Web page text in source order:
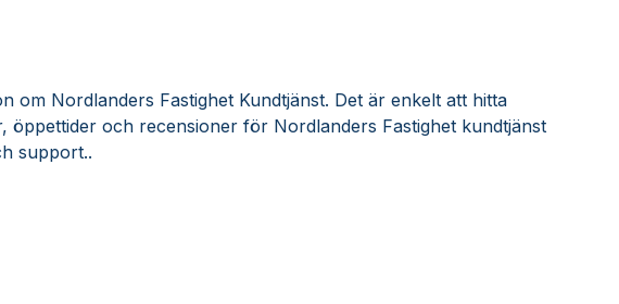
om Nordlanders Fastighet Kundtjänst. Det är enkelt att hitta
öppettider och recensioner för Nordlanders Fastighet kundtjänst
support..